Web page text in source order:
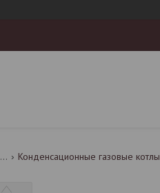
... Конденсационные газовые котлы